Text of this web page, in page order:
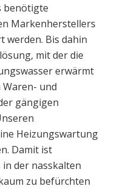
benötigte
Markenherstellers
werden. Bis dahin
mit der die
erwärmt
und
gängigen
Heizungswartung
Damit ist
der nasskalten
zu befürchten